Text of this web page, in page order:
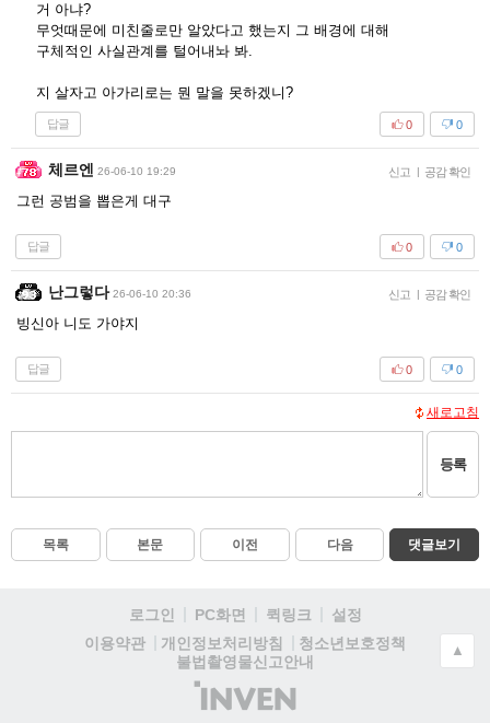
거 아냐?
무엇때문에 미친줄로만 알았다고 했는지 그 배경에 대해
구체적인 사실관계를 털어내놔 봐.
지 살자고 아가리로는 뭔 말을 못하겠니?
답글 0
0
체르엔 26-06-10 19:29 신고 | 공감 확인
그런 공범을 뽑은게 대구
답글 0
0
난그렇다 26-06-10 20:36 신고 | 공감 확인
빙신아 니도 가야지
답글 0
0
새로고침
등록
목록 본문 이전 다음 댓글보기
로그인 PC화면 퀵링크
설정
이용약관
개인정보처리방침
청소년보호정책
불법촬영물신고안내
(주)
인
▲